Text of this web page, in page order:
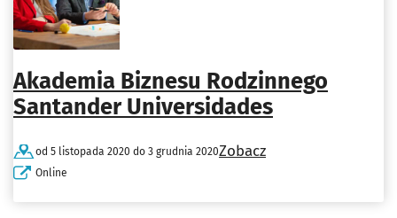
Akademia Biznesu Rodzinnego
Santander Universidades
od 5 listopada 2020 do 3 grudnia 2020
Online
Zobacz